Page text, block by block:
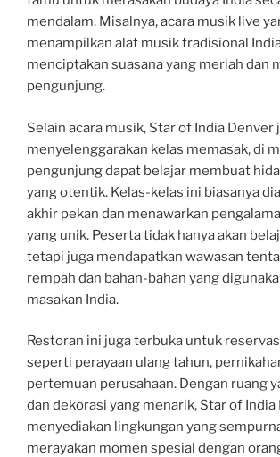
mendalam. Misalnya, acara musik live
menampilkan alat musik tradisional
menciptakan suasana yang meriah dan
pengunjung.
Selain acara musik, Star of India Denver
menyelenggarakan kelas memasak, di
pengunjung dapat belajar membuat
yang otentik. Kelas-kelas ini biasanya
akhir pekan dan menawarkan
yang unik. Peserta tidak hanya akan
tetapi juga mendapatkan wawasan
rempah dan bahan-bahan yang
masakan India.
Restoran ini juga terbuka untuk
seperti perayaan ulang tahun,
pertemuan perusahaan. Dengan ruang
dan dekorasi yang menarik, Star of India
menyediakan lingkungan yang
merayakan momen spesial dengan